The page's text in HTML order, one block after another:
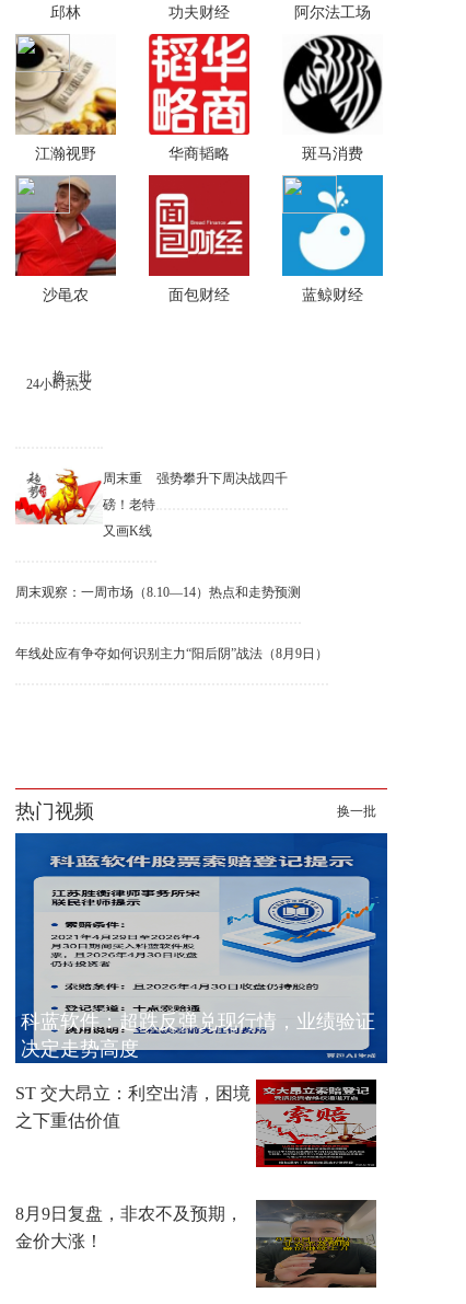
邱林 功夫财经 阿尔法工场
江瀚视野 华商韬略 斑马消费
沙黾农 面包财经 蓝鲸财经
24小时热文
换一批
周末重
磅！老特
又画K线
强势攀升下周决战四千
周末观察：一周市场（8.10—14）热点和走势预测
年线处应有争夺如何识别主力“阳后阴”战法（8月9日）
热门视频 换一批
科蓝软件：超跌反弹兑现行情，业绩验证
决定走势高度
ST 交大昂立：利空出清，困境
之下重估价值
8月9日复盘，非农不及预期，
金价大涨！